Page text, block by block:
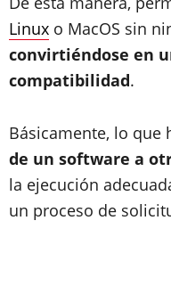
Linux o MacOS sin
convirtiéndose en
compatibilidad.
Básicamente, lo que
de un software a
la ejecución
un proceso de